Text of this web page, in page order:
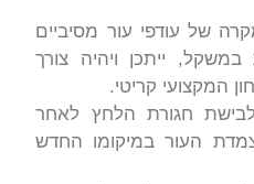
של עודפי עור מסיביים
במשקל, ייתכן ויהיה צורך
המקצועי קריטי.
חגורת הלחץ לאחר
העור במיקומו החדש